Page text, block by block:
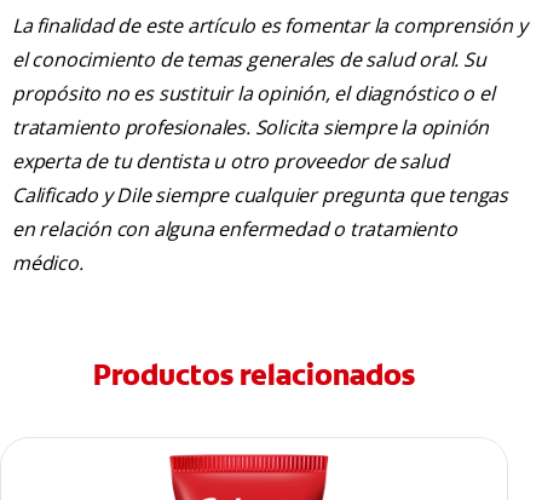
La finalidad de este artículo es fomentar la comprensión y
el conocimiento de temas generales de salud oral. Su
propósito no es sustituir la opinión, el diagnóstico o el
tratamiento profesionales. Solicita siempre la opinión
experta de tu dentista u otro proveedor de salud
Calificado y Dile siempre cualquier pregunta que tengas
en relación con alguna enfermedad o tratamiento
médico.
Productos relacionados